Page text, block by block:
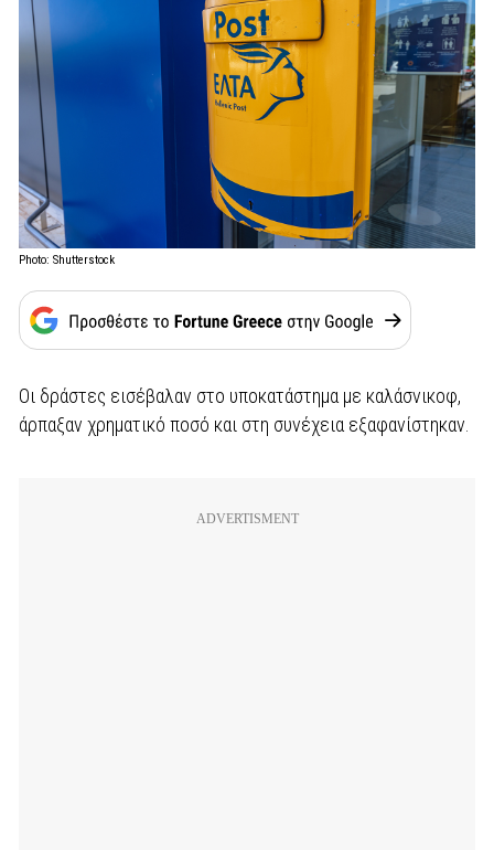
Photo: Shutterstock
Οι δράστες εισέβαλαν στο υποκατάστημα με καλάσνικοφ,
άρπαξαν χρηματικό ποσό και στη συνέχεια εξαφανίστηκαν.